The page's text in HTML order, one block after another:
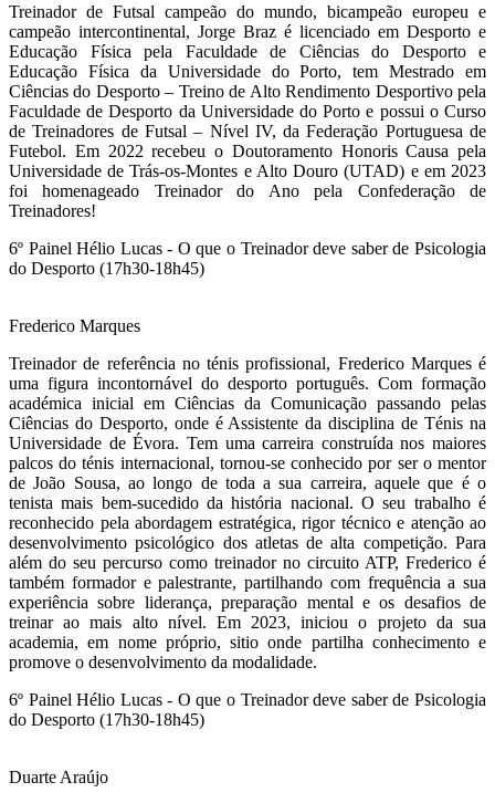
Treinador de Futsal campeão do mundo, bicampeão europeu e
campeão intercontinental, Jorge Braz é licenciado em Desporto e
Educação Física pela Faculdade de Ciências do Desporto e
Educação Física da Universidade do Porto, tem Mestrado em
Ciências do Desporto – Treino de Alto Rendimento Desportivo pela
Faculdade de Desporto da Universidade do Porto e possui o Curso
de Treinadores de Futsal – Nível IV, da Federação Portuguesa de
Futebol. Em 2022 recebeu o Doutoramento Honoris Causa pela
Universidade de Trás-os-Montes e Alto Douro (UTAD) e em 2023
foi homenageado Treinador do Ano pela Confederação de
Treinadores!
6º Painel Hélio Lucas - O que o Treinador deve saber de Psicologia
do Desporto (17h30-18h45)
Frederico Marques
Treinador de referência no ténis profissional, Frederico Marques é
uma figura incontornável do desporto português. Com formação
académica inicial em Ciências da Comunicação passando pelas
Ciências do Desporto, onde é Assistente da disciplina de Ténis na
Universidade de Évora. Tem uma carreira construída nos maiores
palcos do ténis internacional, tornou-se conhecido por ser o mentor
de João Sousa, ao longo de toda a sua carreira, aquele que é o
tenista mais bem-sucedido da história nacional. O seu trabalho é
reconhecido pela abordagem estratégica, rigor técnico e atenção ao
desenvolvimento psicológico dos atletas de alta competição. Para
além do seu percurso como treinador no circuito ATP, Frederico é
também formador e palestrante, partilhando com frequência a sua
experiência sobre liderança, preparação mental e os desafios de
treinar ao mais alto nível. Em 2023, iniciou o projeto da sua
academia, em nome próprio, sitio onde partilha conhecimento e
promove o desenvolvimento da modalidade.
6º Painel Hélio Lucas - O que o Treinador deve saber de Psicologia
do Desporto (17h30-18h45)
Duarte Araújo